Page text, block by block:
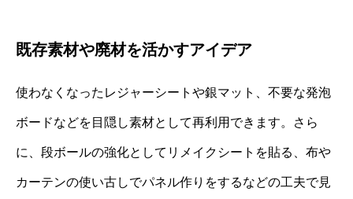
既存素材や廃材を活かすアイデア
使わなくなったレジャーシートや銀マット、不要な発泡
ボードなどを目隠し素材として再利用できます。さら
に、段ボールの強化としてリメイクシートを貼る、布や
カーテンの使い古しでパネル作りをするなどの工夫で見